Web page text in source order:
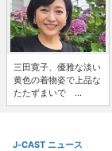
三田寛子、優雅な淡い
黄色の着物姿で上品な
たたずまいで ...
J-CAST ニュース